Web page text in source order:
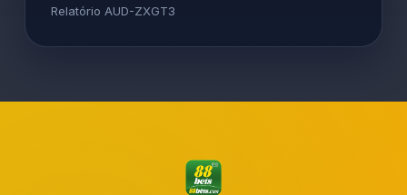
Relatório AUD-ZXGT3